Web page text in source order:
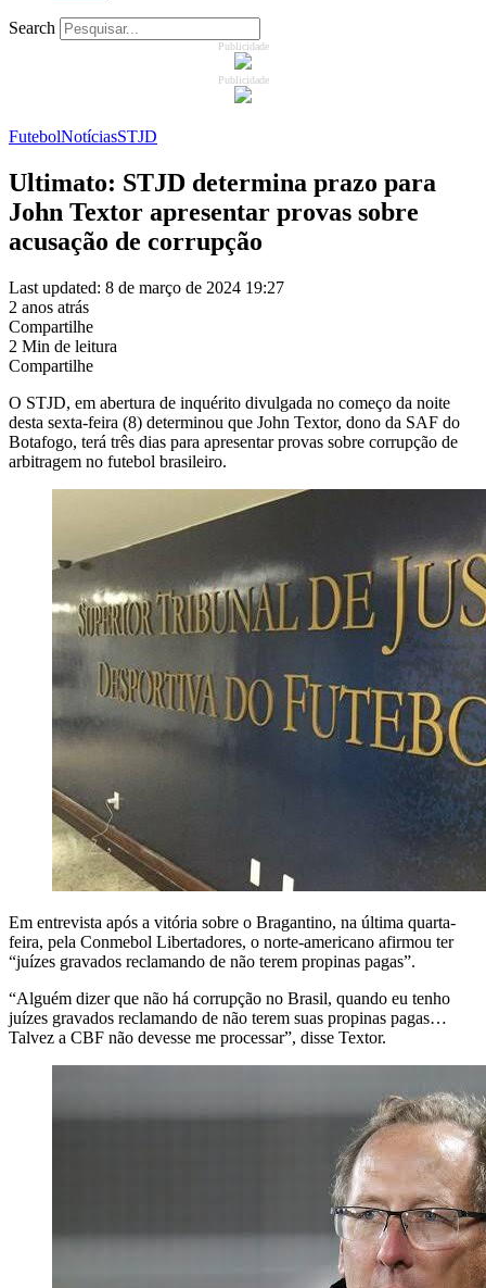
Search
Publicidade
Publicidade
FutebolNotíciasSTJD
Ultimato: STJD determina prazo para
John Textor apresentar provas sobre
acusação de corrupção
Last updated: 8 de março de 2024 19:27
2 anos atrás
Compartilhe
2 Min de leitura
Compartilhe
O STJD, em abertura de inquérito divulgada no começo da noite
desta sexta-feira (8) determinou que John Textor, dono da SAF do
Botafogo, terá três dias para apresentar provas sobre corrupção de
arbitragem no futebol brasileiro.
Em entrevista após a vitória sobre o Bragantino, na última quarta-
feira, pela Conmebol Libertadores, o norte-americano afirmou ter
“juízes gravados reclamando de não terem propinas pagas”.
“Alguém dizer que não há corrupção no Brasil, quando eu tenho
juízes gravados reclamando de não terem suas propinas pagas…
Talvez a CBF não devesse me processar”, disse Textor.